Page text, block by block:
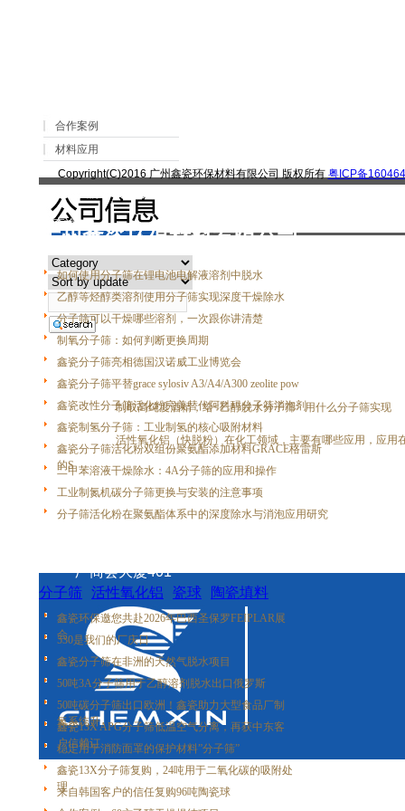
合作案例
材料应用
查询
上一篇：制取高纯度酒精，给<乙醇脱水分子筛> 用什么分子筛实现
活性氧化铝（快脱粉）在化工领域，主要有哪些应用，应用
Copyright(C)2016 广州鑫瓷环保材料有限公司 版权所有 粤ICP备
联系我们
广州鑫瓷环保材料有限公司
如何使用分子筛在锂电池电解液溶剂中脱水
乙醇等烃醇类溶剂使用分子筛实现深度干燥除水
分子筛可以干燥哪些溶剂，一次跟你讲清楚
制氧分子筛：如何判断更换周期
鑫瓷分子筛亮相德国汉诺威工业博览会
鑫瓷分子筛平替grace sylosiv A3/A4/A300 zeolite pow
鑫瓷改性分子筛活化粉完美替代阿科玛分子筛消泡剂
鑫瓷制氢分子筛：工业制氢的核心吸附材料
鑫瓷分子筛活化粉双组份聚氨酯添加材料GRACE格雷斯
的S
二甲苯溶液干燥除水：4A分子筛的应用和操作
工业制氮机碳分子筛更换与安装的注意事项
分子筛活化粉在聚氨酯体系中的深度除水与消泡应用研究
厂商会大厦401
分子筛 活性氧化铝 瓷球
陶瓷填料
金属填料 塑料填料
鑫瓷环保邀您共赴2026年巴西圣保罗FEIPLAR展
会
530是我们的厂庆日
鑫瓷分子筛在非洲的天然气脱水项目
50吨3A分子筛用于乙醇溶剂脱水出口俄罗斯
50吨碳分子筛出口欧洲！鑫瓷助力大型食品厂制
氮系统升
鑫瓷13X APG分子筛低温空气分离，再获中东客
户信赖订
稳定用于消防面罩的保护材料”分子筛”
鑫瓷13X分子筛复购，24吨用于二氧化碳的吸附处
理
来自韩国客户的信任复购96吨陶瓷球